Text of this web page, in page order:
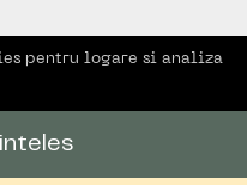
pentru logare si analiza